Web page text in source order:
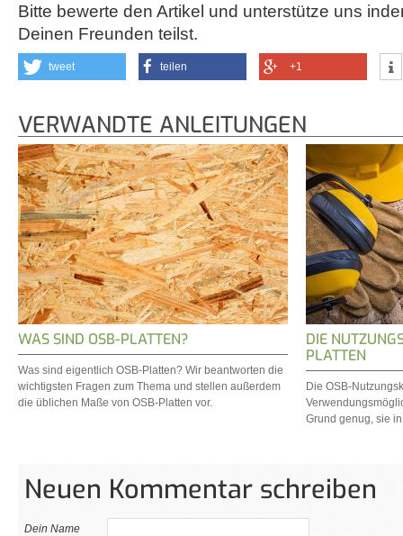
Bitte bewerte den Artikel und unterstütze uns
Deinen Freunden teilst.
tweet teilen +1
VERWANDTE ANLEITUNGEN
WAS SIND OSB-PLATTEN?
Was sind eigentlich OSB-Platten? Wir beantworten die
wichtigsten Fragen zum Thema und stellen außerdem
die üblichen Maße von OSB-Platten vor.
DIE
PLATTEN
Die OSB-
Grund genug, sie
Neuen Kommentar schreiben
Dein Name